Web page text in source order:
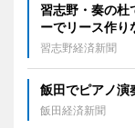
習志野・奏の
ーでリース作り
習志野経済新聞
飯田でピアノ
飯田経済新聞